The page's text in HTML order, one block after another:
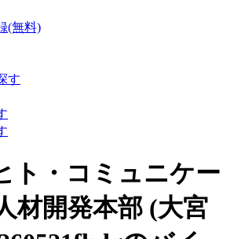
(無料)
す
ト・コミュニケー
材開発本部 (大宮